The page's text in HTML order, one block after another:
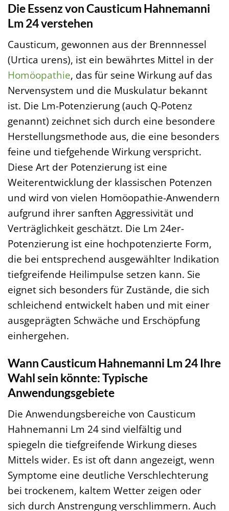
Die Essenz von Causticum Hahnemanni
Lm 24 verstehen
Causticum, gewonnen aus der Brennnessel
(Urtica urens), ist ein bewährtes Mittel in der
Homöopathie, das für seine Wirkung auf das
Nervensystem und die Muskulatur bekannt
ist. Die Lm-Potenzierung (auch Q-Potenz
genannt) zeichnet sich durch eine besondere
Herstellungsmethode aus, die eine besonders
feine und tiefgehende Wirkung verspricht.
Diese Art der Potenzierung ist eine
Weiterentwicklung der klassischen Potenzen
und wird von vielen Homöopathie-Anwendern
aufgrund ihrer sanften Aggressivität und
Verträglichkeit geschätzt. Die Lm 24er-
Potenzierung ist eine hochpotenzierte Form,
die bei entsprechend ausgewählter Indikation
tiefgreifende Heilimpulse setzen kann. Sie
eignet sich besonders für Zustände, die sich
schleichend entwickelt haben und mit einer
ausgeprägten Schwäche und Erschöpfung
einhergehen.
Wann Causticum Hahnemanni Lm 24 Ihre
Wahl sein könnte: Typische
Anwendungsgebiete
Die Anwendungsbereiche von Causticum
Hahnemanni Lm 24 sind vielfältig und
spiegeln die tiefgreifende Wirkung dieses
Mittels wider. Es ist oft dann angezeigt, wenn
Symptome eine deutliche Verschlechterung
bei trockenem, kaltem Wetter zeigen oder
sich durch Anstrengung verschlimmern. Auch